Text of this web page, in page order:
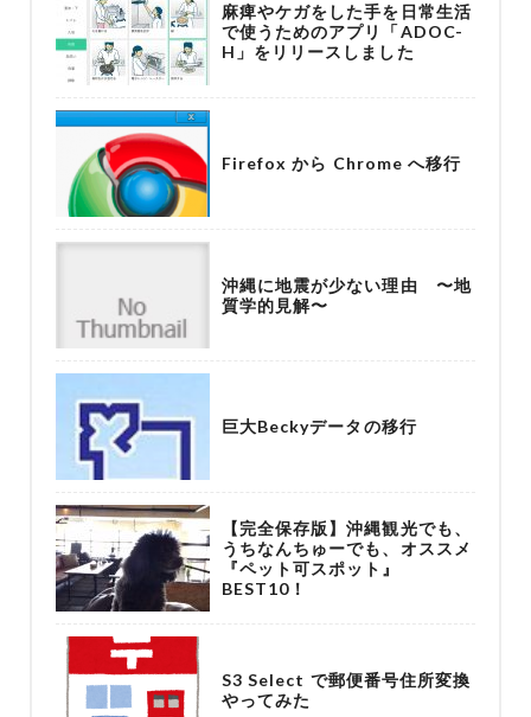
麻痺やケガをした手を日常生活
で使うためのアプリ「ADOC-
H」をリリースしました
Firefox から Chrome へ移行
沖縄に地震が少ない理由 〜地
質学的見解〜
巨大Beckyデータの移行
【完全保存版】沖縄観光でも、
うちなんちゅーでも、オススメ
『ペット可スポット』
BEST10！
S3 Select で郵便番号住所変換
やってみた